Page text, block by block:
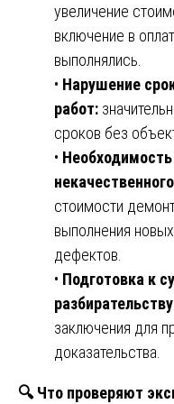
увеличение
включение в
выполнялись.
• Нарушение
работ:
сроков без
•
стоимости
выполнения
дефектов.
• Подготовка к
заключения для
доказательства.
🔍Что проверяют